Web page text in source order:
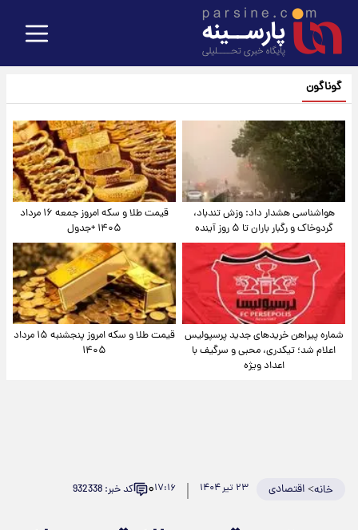
گوناگون
هواشناسی هشدار داد: وزش تندباد،
گردوخاک و رگبار باران تا ۵ روز آینده
قیمت طلا و سکه امروز جمعه ۱۶ مرداد
۱۴۰۵ +جدول
شماره پیراهن خریدهای جدید پرسپولیس
اعلام شد؛ تیکدری، محبی و سرگیف با
اعداد ویژه
قیمت طلا و سکه امروز پنجشنبه ۱۵ مرداد
۱۴۰۵
خانه>اقتصادی ۲۳ تیر ۱۴۰۴ ۱۷:۱۶۰ کد خبر: 932338